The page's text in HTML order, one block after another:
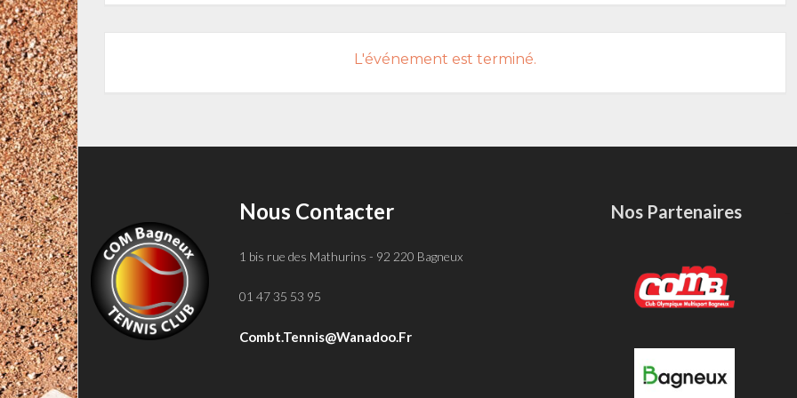
L'événement est terminé.
Nous Contacter
1 bis rue des Mathurins - 92 220 Bagneux
01 47 35 53 95
Combt.tennis@wanadoo.fr
Nos Partenaires